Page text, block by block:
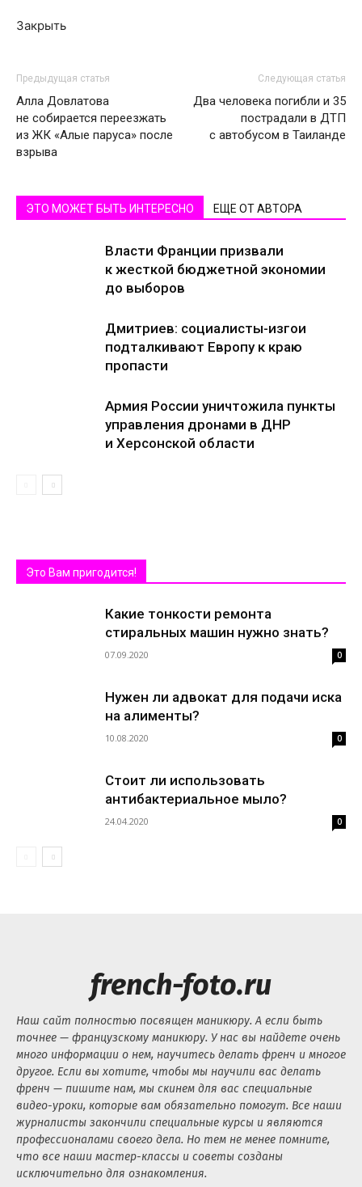
Закрыть
Предыдущая статья
Алла Довлатова
не собирается переезжать
из ЖК «Алые паруса» после
взрыва
Следующая статья
Два человека погибли и 35
пострадали в ДТП
с автобусом в Таиланде
ЭТО МОЖЕТ БЫТЬ ИНТЕРЕСНО ЕЩЕ ОТ АВТОРА
Власти Франции призвали
к жесткой бюджетной экономии
до выборов
Дмитриев: социалисты-изгои
подталкивают Европу к краю
пропасти
Армия России уничтожила пункты
управления дронами в ДНР
и Херсонской области
Это Вам пригодится!
Какие тонкости ремонта
стиральных машин нужно знать?
07.09.2020 0
Нужен ли адвокат для подачи иска
на алименты?
10.08.2020 0
Стоит ли использовать
антибактериальное мыло?
24.04.2020 0
french-foto.ru
Наш сайт полностью посвящен маникюру. А если быть
точнее — французскому маникюру. У нас вы найдете очень
много информации о нем, научитесь делать френч и многое
другое. Если вы хотите, чтобы мы научили вас делать
френч — пишите нам, мы скинем для вас специальные
видео-уроки, которые вам обязательно помогут. Все наши
журналисты закончили специальные курсы и являются
профессионалами своего дела. Но тем не менее помните,
что все наши мастер-классы и советы созданы
исключительно для ознакомления.